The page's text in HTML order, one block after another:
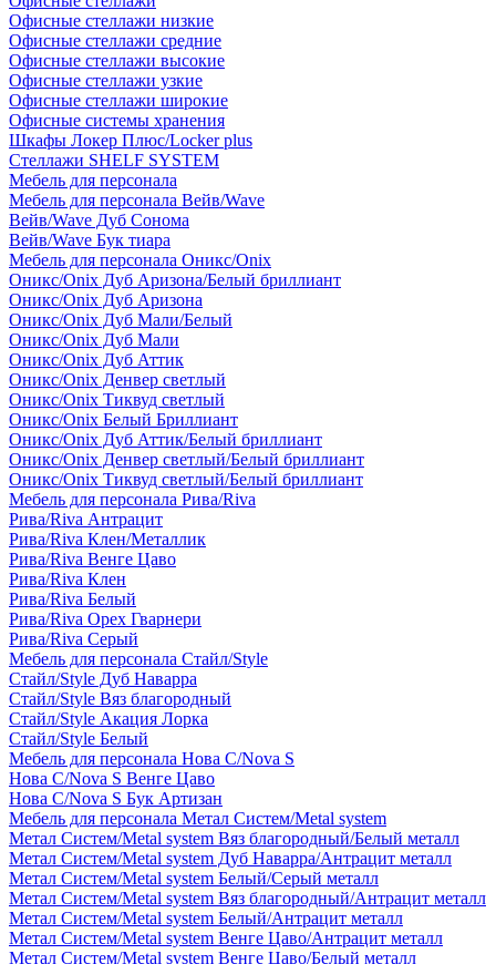
Офисные стеллажи низкие
Офисные стеллажи средние
Офисные стеллажи высокие
Офисные стеллажи узкие
Офисные стеллажи широкие
Офисные системы хранения
Шкафы Локер Плюс/Locker plus
Стеллажи SHELF SYSTEM
Мебель для персонала
Мебель для персонала Вейв/Wave
Вейв/Wave Дуб Сонома
Вейв/Wave Бук тиара
Мебель для персонала Оникс/Onix
Оникс/Onix Дуб Аризона/Белый бриллиант
Оникс/Onix Дуб Аризона
Оникс/Onix Дуб Мали/Белый
Оникс/Onix Дуб Мали
Оникс/Onix Дуб Аттик
Оникс/Onix Денвер светлый
Оникс/Onix Тиквуд светлый
Оникс/Onix Белый Бриллиант
Оникс/Onix Дуб Аттик/Белый бриллиант
Оникс/Onix Денвер светлый/Белый бриллиант
Оникс/Onix Тиквуд светлый/Белый бриллиант
Мебель для персонала Рива/Riva
Рива/Riva Антрацит
Рива/Riva Клен/Металлик
Рива/Riva Венге Цаво
Рива/Riva Клен
Рива/Riva Белый
Рива/Riva Орех Гварнери
Рива/Riva Серый
Мебель для персонала Стайл/Style
Стайл/Style Дуб Наварра
Стайл/Style Вяз благородный
Стайл/Style Акация Лорка
Стайл/Style Белый
Мебель для персонала Нова С/Nova S
Нова С/Nova S Венге Цаво
Нова С/Nova S Бук Артизан
Мебель для персонала Метал Систем/Metal system
Метал Систем/Metal system Вяз благородный/Белый металл
Метал Систем/Metal system Дуб Наварра/Антрацит металл
Метал Систем/Metal system Белый/Серый металл
Метал Систем/Metal system Вяз благородный/Антрацит металл
Метал Систем/Metal system Белый/Антрацит металл
Метал Систем/Metal system Венге Цаво/Антрацит металл
Метал Систем/Metal system Венге Цаво/Белый металл